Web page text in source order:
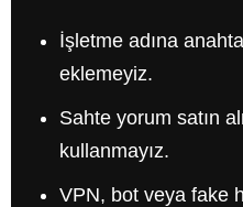
İşletme adına
eklemeyiz.
Sahte yorum satın
kullanmayız.
VPN, bot veya fake